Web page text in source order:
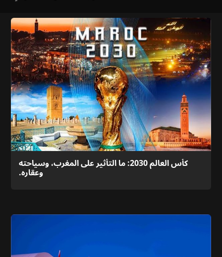
كأس العالم 2030: ما التأثير على المغرب، وسياحته
وعقاره.